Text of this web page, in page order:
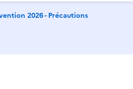
2026 - Précautions